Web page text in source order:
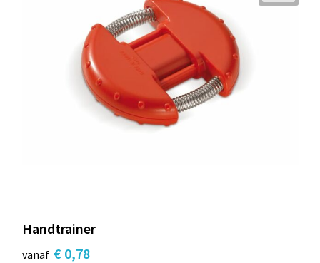
Handtrainer
vanaf € 0,78